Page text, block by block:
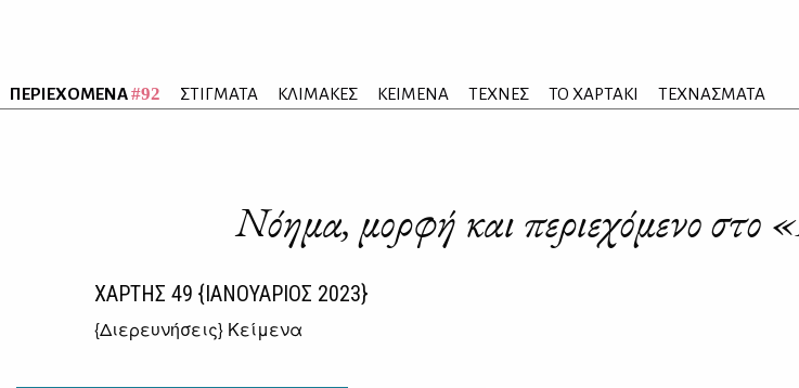
ΠΕΡΙΕΧΟΜΕΝΑ#92 ΣΤΙΓΜΑΤΑ ΚΛΙΜΑΚΕΣ ΚΕΙΜΕΝΑ ΤΕΧΝΕΣ ΤΟ ΧΑΡΤΑΚΙ ΤΕΧΝΑΣΜΑΤΑ
Νόημα, μορφή και περιεχόμενο
ΧΑΡΤΗΣ 49 {ΙΑΝΟΥΑΡΙΟΣ 2023}
{Διερευνήσεις} Κείμενα